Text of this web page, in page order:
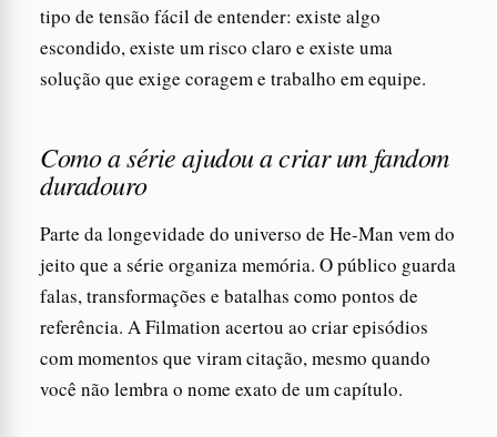
tipo de tensão fácil de entender: existe algo
escondido, existe um risco claro e existe uma
solução que exige coragem e trabalho em equipe.
Como a série ajudou a criar um fandom
duradouro
Parte da longevidade do universo de He-Man vem do
jeito que a série organiza memória. O público guarda
falas, transformações e batalhas como pontos de
referência. A Filmation acertou ao criar episódios
com momentos que viram citação, mesmo quando
você não lembra o nome exato de um capítulo.